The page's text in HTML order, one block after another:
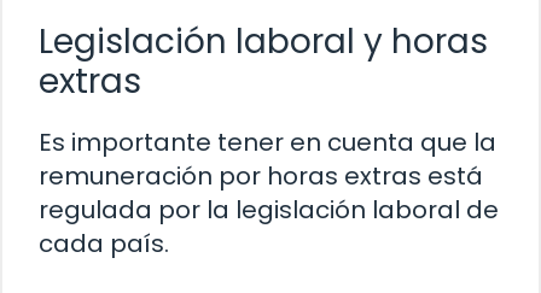
Legislación laboral y horas
extras
Es importante tener en cuenta que la
remuneración por horas extras está
regulada por la legislación laboral de
cada país.